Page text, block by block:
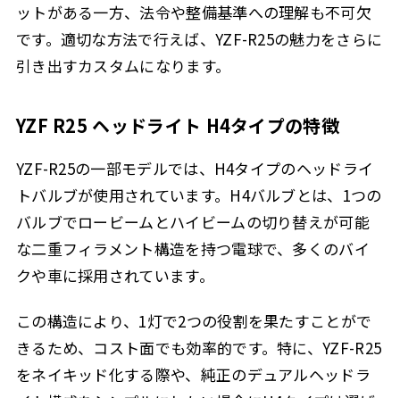
ットがある一方、法令や整備基準への理解も不可欠
です。適切な方法で行えば、YZF-R25の魅力をさらに
引き出すカスタムになります。
YZF R25 ヘッドライト H4タイプの特徴
YZF-R25の一部モデルでは、H4タイプのヘッドライ
トバルブが使用されています。H4バルブとは、1つの
バルブでロービームとハイビームの切り替えが可能
な二重フィラメント構造を持つ電球で、多くのバイ
クや車に採用されています。
この構造により、1灯で2つの役割を果たすことがで
きるため、コスト面でも効率的です。特に、YZF-R25
をネイキッド化する際や、純正のデュアルヘッドラ